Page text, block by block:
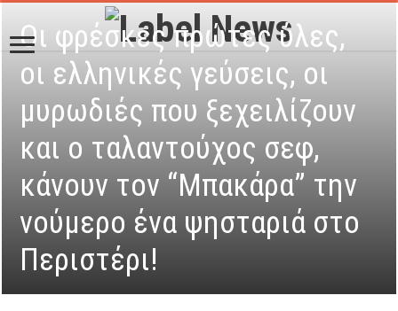
Οι φρέσκες πρώτες ύλες,
οι ελληνικές γεύσεις, οι
μυρωδιές που ξεχειλίζουν
και ο ταλαντούχος σεφ,
κάνουν τον “Μπακάρα” την
νούμερο ένα ψησταριά στο
Περιστέρι!